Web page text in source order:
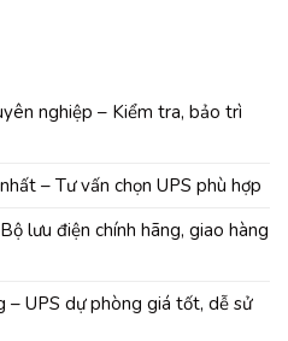
nghiệp – Kiểm tra, bảo trì
– Tư vấn chọn UPS phù hợp
lưu điện chính hãng, giao hàng
– UPS dự phòng giá tốt, dễ sử